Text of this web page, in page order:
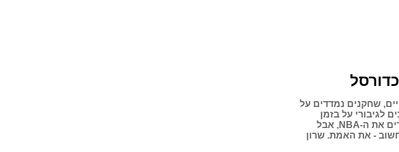
שחקנים נמדדים על
לגיבורי על בזמן
שהקבוצות שלהם מובסות. המספרים מעשירים את ה-NBA, אבל
- את האמת. שרון